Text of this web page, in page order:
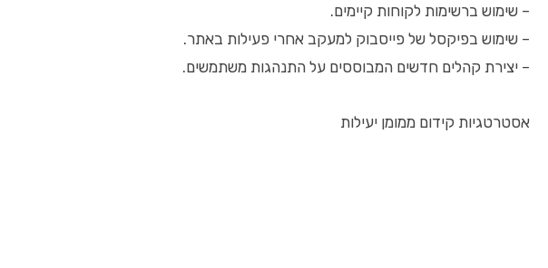
– שימוש ברשימות לקוחות קיימים.
– שימוש בפיקסל של פייסבוק למעקב אחרי פעילות באתר.
– יצירת קהלים חדשים המבוססים על התנהגות משתמשים.
אסטרטגיות קידום ממומן יעילות